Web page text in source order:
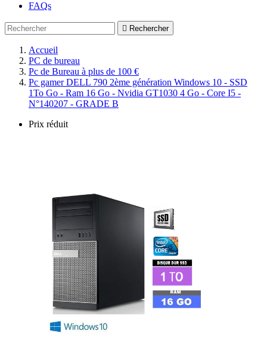
FAQs
 Rechercher
Accueil
PC de bureau
Pc de Bureau à plus de 100 €
Pc gamer DELL 790 2ème génération Windows 10 - SSD
1To Go - Ram 16 Go - Nvidia GT1030 4 Go - Core I5 -
N°140207 - GRADE B
Prix réduit